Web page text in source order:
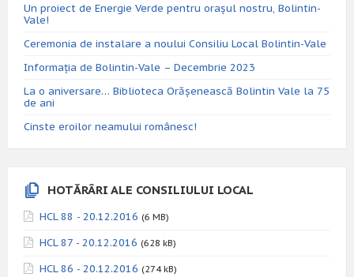
Un proiect de Energie Verde pentru orașul nostru, Bolintin-
Vale!
Ceremonia de instalare a noului Consiliu Local Bolintin-Vale
Informația de Bolintin-Vale – Decembrie 2023
La o aniversare… Biblioteca Orăşenească Bolintin Vale la 75
de ani
Cinste eroilor neamului românesc!
HOTĂRÂRI ALE CONSILIULUI LOCAL
HCL 88 - 20.12.2016 (6 MB)
HCL 87 - 20.12.2016 (628 kB)
HCL 86 - 20.12.2016 (274 kB)